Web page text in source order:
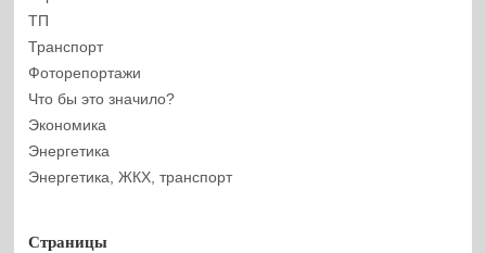
ТП
Транспорт
Фоторепортажи
Что бы это значило?
Экономика
Энергетика
Энергетика, ЖКХ, транспорт
Страницы